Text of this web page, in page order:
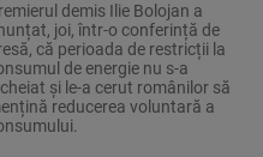
demis Ilie Bolojan a
joi, într-o conferință de
că perioada de restricții la
de energie nu s-a
și le-a cerut românilor să
reducerea voluntară a